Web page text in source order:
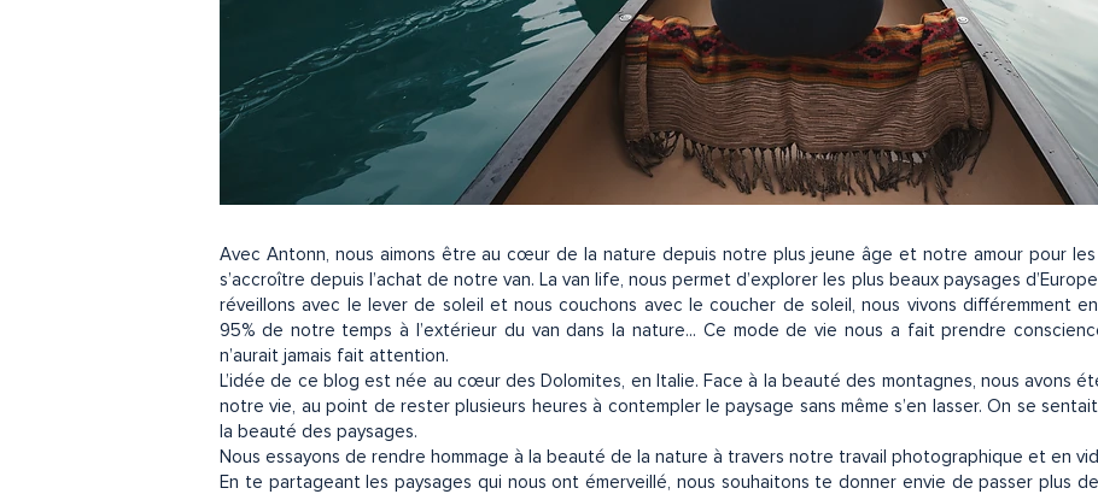
Avec Antonn, nous aimons être au cœur de la nature depuis notre plus jeune âge et notre amour pour
s’accroître depuis l’achat de notre van. La van life, nous permet d’explorer les plus beaux paysages
réveillons avec le lever de soleil et nous couchons avec le coucher de soleil, nous vivons différemment
95% de notre temps à l’extérieur du van dans la nature... Ce mode de vie nous a fait prendre
n’aurait jamais fait attention.
L’idée de ce blog est née au cœur des Dolomites, en Italie. Face à la beauté des montagnes, nous avons
notre vie, au point de rester plusieurs heures à contempler le paysage sans même s’en lasser. On se
la beauté des paysages.
Nous essayons de rendre hommage à la beauté de la nature à travers notre travail photographique et en
En te partageant les paysages qui nous ont émerveillé, nous souhaitons te donner envie de passer plus